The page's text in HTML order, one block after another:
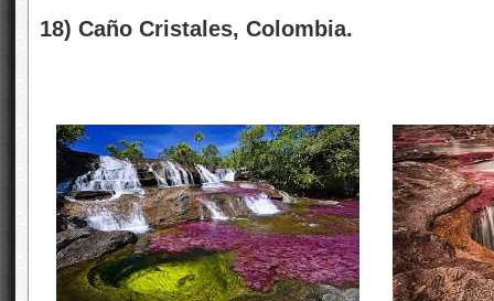
18) Caño Cristales, Colombia.